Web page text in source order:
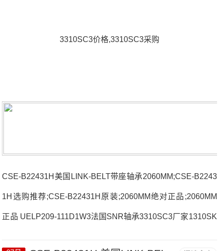
3310SC3价格,3310SC3采购
CSE-B22431H美国LINK-BELT带座轴承2060MM;CSE-B2243
1H选购推荐;CSE-B22431H原装;2060MM绝对正品;2060MM
正品 UELP209-111D1W3法国SNR轴承3310SC3厂家1310SK